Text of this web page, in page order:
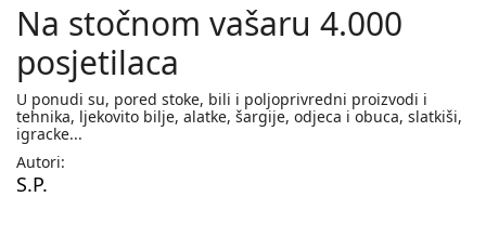
Na stočnom vašaru 4.000
posjetilaca
U ponudi su, pored stoke, bili i poljoprivredni proizvodi i
tehnika, ljekovito bilje, alatke, šargije, odjeca i obuca, slatkiši,
igracke...
Autori:
S.P.